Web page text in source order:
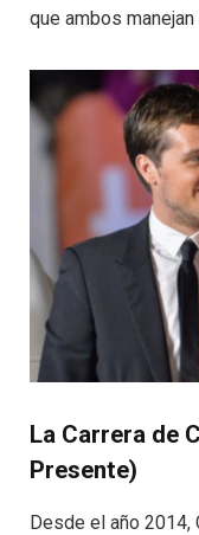
que ambos
La Carrera de
Presente)
Desde el año 2014,